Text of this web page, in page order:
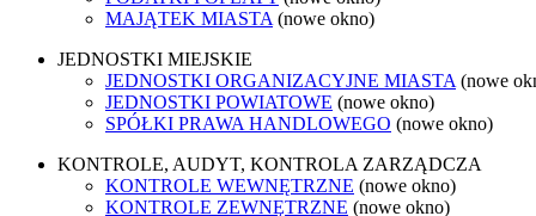
MAJĄTEK MIASTA (nowe okno)
JEDNOSTKI MIEJSKIE
JEDNOSTKI ORGANIZACYJNE MIASTA (nowe
JEDNOSTKI POWIATOWE (nowe okno)
SPÓŁKI PRAWA HANDLOWEGO (nowe okno)
KONTROLE, AUDYT, KONTROLA ZARZĄDCZA
KONTROLE WEWNĘTRZNE (nowe okno)
KONTROLE ZEWNĘTRZNE (nowe okno)